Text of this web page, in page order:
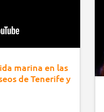
marina en las
de Tenerife y